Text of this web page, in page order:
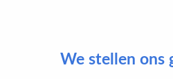
We stellen ons